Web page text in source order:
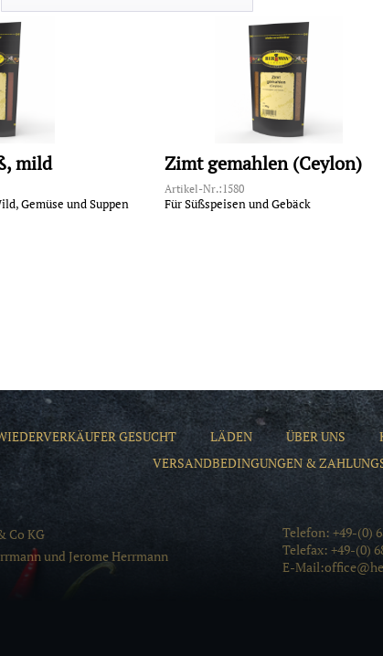
mild
Gemüse und Suppen
Zimt gemahlen (Ceylon)
Artikel-Nr.:1580
Für Süßspeisen und Gebäck
GESUCHT LÄDEN ÜBER UNS
VERSANDBEDINGUNGEN &
Co KG
und Jerome Herrmann
Telefon: +49-(0)
Telefax: +49-(0)
E-